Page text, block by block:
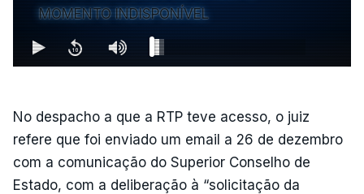
MOMENTO INDISPONÍVEL
No despacho a que a RTP teve acesso, o juiz
refere que foi enviado um email a 26 de dezembro
com a comunicação do Superior Conselho de
Estado, com a deliberação à “solicitação da